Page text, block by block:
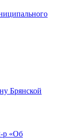
Брянской
р «Об